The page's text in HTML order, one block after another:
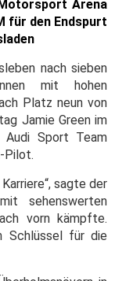
Arena
für den Endspurt
nach sieben
mit hohen
Platz neun von
Jamie Green im
Sport Team
Pilot.
sagte der
sehenswerten
vorn kämpfte.
Schlüssel für die